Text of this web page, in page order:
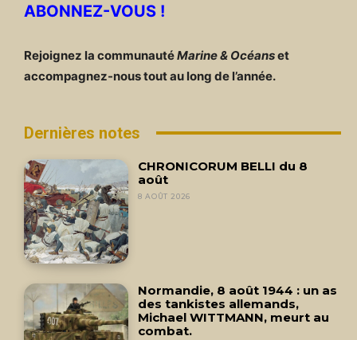
ABONNEZ-VOUS !
Rejoignez la communautéMarine & Océanset
accompagnez-nous tout au long de l’année.
Dernières notes
CHRONICORUM BELLI du 8
août
8 AOÛT 2026
Normandie, 8 août 1944 : un as
des tankistes allemands,
Michael WITTMANN, meurt au
combat.